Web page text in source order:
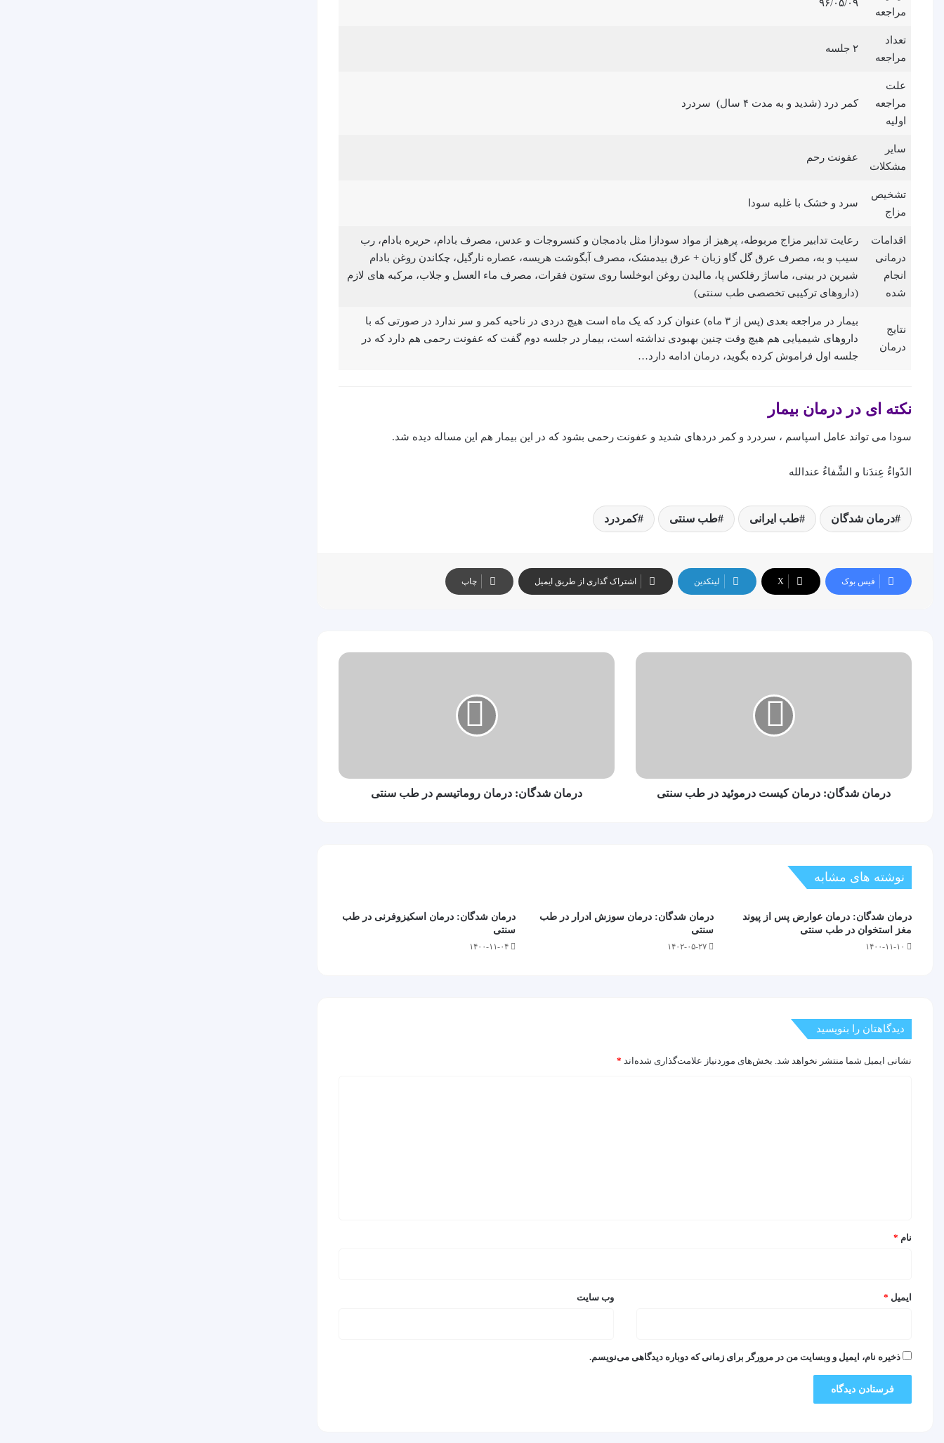
مراجعه
۹۶/۰۵/۰۹
تعداد
مراجعه
۲ جلسه
علت
مراجعه
اوليه
کمر درد (شدید و به مدت ۴ سال) سردرد
سایر
مشکلات
عفونت رحم
تشخیص
مزاج
سرد و خشک با غلبه سودا
اقدامات
درمانی
انجام
شده
رعایت تدابیر مزاج مربوطه، پرهیز از مواد سودازا مثل بادمجان و کنسروجات و عدس، مصرف بادام، حریره بادام، رب
سیب و به، مصرف عرق گل گاو زبان + عرق بیدمشک، مصرف آبگوشت هریسه، عصاره نارگیل، چکاندن روغن بادام
شیرین در بینی، ماساژ رفلکس پا، مالیدن روغن ابوخلسا روی ستون فقرات، مصرف ماء العسل و جلاب، مرکبه های لازم
(داروهای ترکیبی تخصصی طب سنتی)
نتایج
درمان
بیمار در مراجعه بعدی (پس از ۳ ماه) عنوان کرد که یک ماه است هیچ دردی در ناحیه کمر و سر ندارد در صورتی که با
داروهای شیمیایی هم هیچ وقت چنین بهبودی نداشته است، بیمار در جلسه دوم گفت که عفونت رحمی هم دارد که در
جلسه اول فراموش کرده بگوید، درمان ادامه دارد…
نکته ای در درمان بیمار
سودا می تواند عامل اسپاسم ، سردرد و کمر دردهای شدید و عفونت رحمی بشود که در این بیمار هم این مساله دیده شد.
الدّواءُ عِندَنا و الشِّفاءُ عندالله
درمان شدگان طب ایرانی طب سنتی کمردرد
فیس بوک X لینکدین اشتراک گذاری از طریق ایمیل چاپ
درمان
درمان شدگان: درمان کیست درموئید در طب سنتی
درمان
درمان شدگان: درمان روماتیسم در طب سنتی
نوشته های مشابه
درمان شدگان: درمان عوارض پس از پیوند
مغز استخوان در طب سنتی
۱۴۰۰-۱۱-۱۰
درمان شدگان: درمان سوزش ادرار در طب
سنتی
۱۴۰۲-۰۵-۲۷
درمان شدگان: درمان اسکیزوفرنی در طب
سنتی
۱۴۰۰-۱۱-۰۴
دیدگاهتان را بنویسید
نشانی ایمیل شما منتشر نخواهد شد. بخش‌های موردنیاز علامت‌گذاری شده‌اند *
نام *
ایمیل * وب‌ سایت
ذخیره نام، ایمیل و وبسایت من در مرورگر برای زمانی که دوباره دیدگاهی می‌نویسم.